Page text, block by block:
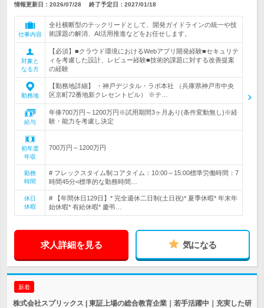
情報更新日：2026/07/28 終了予定日： 2027/01/18
仕事内容
全社横断型のテックリードとして、開発ガイドラインの統一や技
術課題の解消、AI活用推進などをお任せします。
対象と
なる方
【必須】■クラウド環境におけるWebアプリ開発経験■セキュリテ
ィを考慮した設計、レビュー経験■技術的課題に対する改善提案
の経験
勤務地
【勤務地詳細】 ・神戸デジタル・ラボ本社 （兵庫県神戸市中央
区京町72番地新クレセントビル） ※テ…
給与
年俸700万円～1200万円※試用期間3ヶ月あり(条件変動無し)※経
験・能力を考慮し決定
初年度
年収
700万円～1200万円
勤務
時間
# フレックスタイム制コアタイム：10:00～15:00標準労働時間：7
時間45分<標準的な勤務時間…
休日
休暇
# 【年間休日129日】* 完全週休二日制(土日祝)* 夏季休暇* 年末年
始休暇* 有給休暇* 慶弔…
求人詳細を見る 気になる
新着
株式会社スプリックス | 東証上場の総合教育企業｜若手活躍中｜充実した研